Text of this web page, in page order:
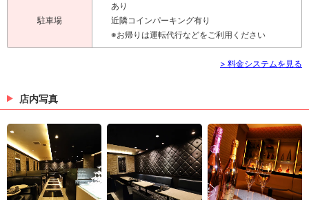
駐車場
あり
近隣コインパーキング有り
※お帰りは運転代行などをご利用ください
> 料金システムを見る
店内写真